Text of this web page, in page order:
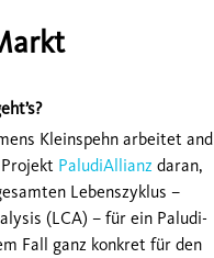
Kleinspehn arbeitet and
PaludiAllianz daran,
Lebenszyklus –
(LCA) – für ein Paludi-
Fall ganz konkret für den